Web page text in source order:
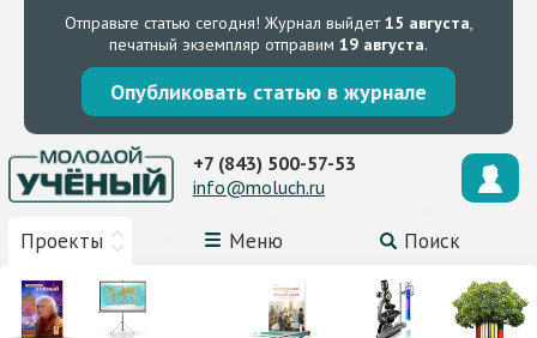
Отправьте статью сегодня! Журнал выйдет15 августа,
печатный экземпляр отправим 19 августа.
Опубликовать статью в журнале
Проекты Меню Поиск
+7 (843) 500-57-53
info@moluch.ru